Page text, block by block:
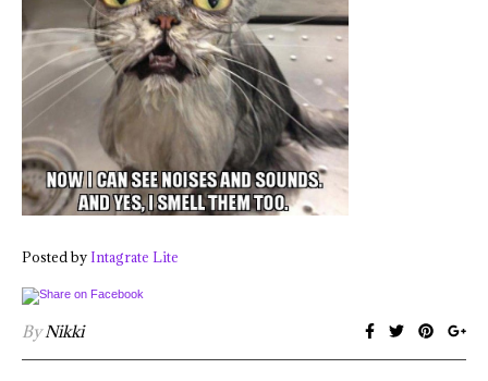
Posted by Intagrate Lite
ByNikki